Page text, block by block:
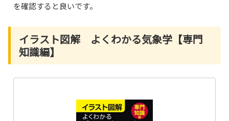
を確認すると良いです。
イラスト図解 よくわかる気象学【専門
知識編】